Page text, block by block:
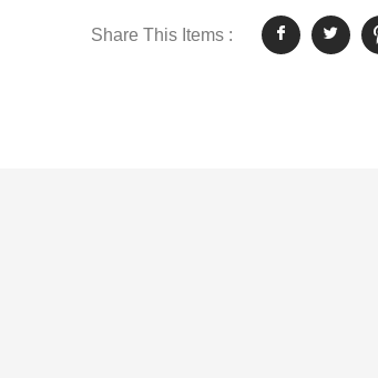
Share This Items :